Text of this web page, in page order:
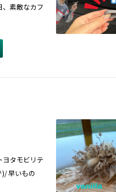
素敵なカフ
ヨタモビリテ
早いもの